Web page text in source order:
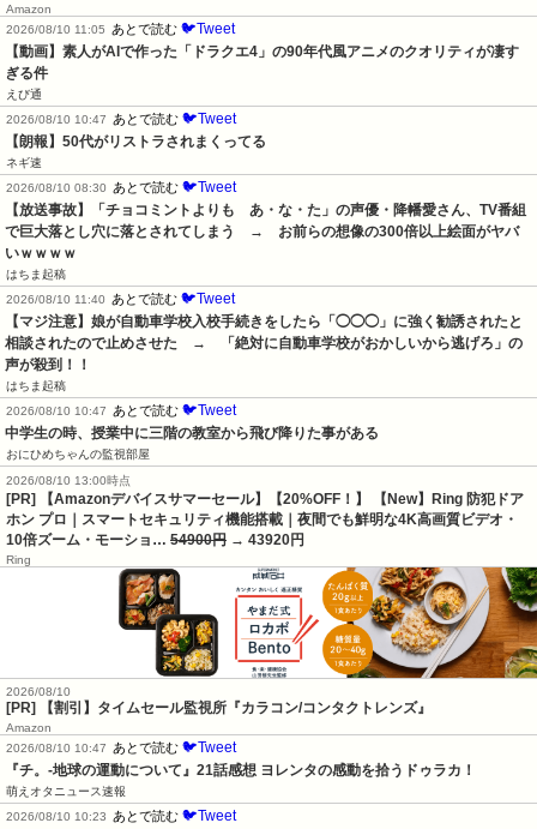
Amazon
2026/08/10 11:05
あとで読む 🐦Tweet
【動画】素人がAIで作った「ドラクエ4」の90年代風アニメのクオリティが凄す
ぎる件
えび通
2026/08/10 10:47
あとで読む 🐦Tweet
【朗報】50代がリストラされまくってる
ネギ速
2026/08/10 08:30
あとで読む 🐦Tweet
【放送事故】「チョコミントよりも　あ・な・た」の声優・降幡愛さん、TV番組
で巨大落とし穴に落とされてしまう　→　お前らの想像の300倍以上絵面がヤバ
いｗｗｗｗ
はちま起稿
2026/08/10 11:40
あとで読む 🐦Tweet
【マジ注意】娘が自動車学校入校手続きをしたら「◯◯◯」に強く勧誘されたと
相談されたので止めさせた　→　「絶対に自動車学校がおかしいから逃げろ」の
声が殺到！！
はちま起稿
2026/08/10 10:47
あとで読む 🐦Tweet
中学生の時、授業中に三階の教室から飛び降りた事がある
おにひめちゃんの監視部屋
2026/08/10 13:00時点
[PR] 【Amazonデバイスサマーセール】【20%OFF！】 【New】Ring 防犯ドア
ホン プロ｜スマートセキュリティ機能搭載｜夜間でも鮮明な4K高画質ビデオ・
10倍ズーム・モーショ… 54900円 → 43920円
Ring
2026/08/10
[PR] 【割引】タイムセール監視所『カラコン/コンタクトレンズ』
Amazon
2026/08/10 10:47
あとで読む 🐦Tweet
『チ。-地球の運動について』21話感想 ヨレンタの感動を拾うドゥラカ！
萌えオタニュース速報
2026/08/10 10:23
あとで読む 🐦Tweet